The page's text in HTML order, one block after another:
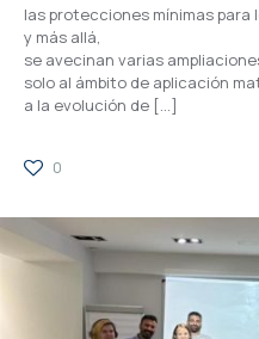
las protecciones mínimas
y más allá,
se avecinan varias
solo al ámbito de aplicación
a la evolución de […]
0